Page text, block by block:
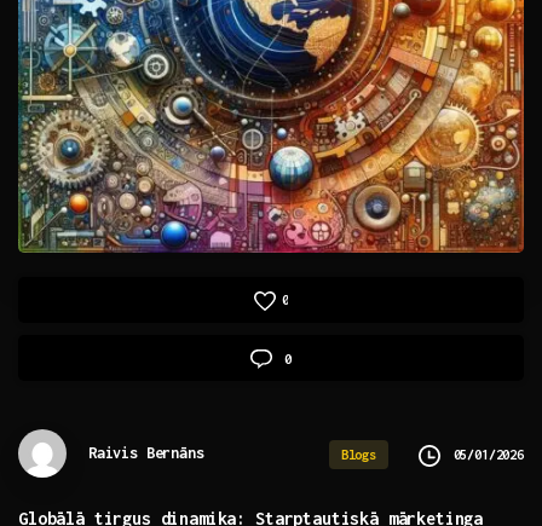
0
0
Raivis Bernāns Blogs 05/01/2026
Globālā tirgus‍ dinamika: Starptautiskā mārketinga